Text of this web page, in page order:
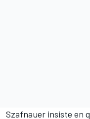
Szafnauer insiste en